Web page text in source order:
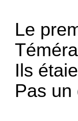
Le
Ils
Pas